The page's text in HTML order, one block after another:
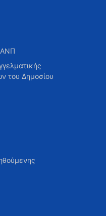
του Δημοσίου